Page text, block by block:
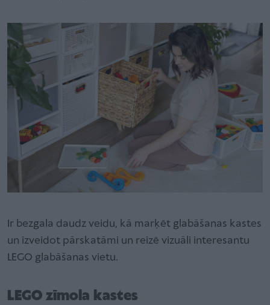
Ir bezgala daudz veidu, kā marķēt glabāšanas kastes
un izveidot pārskatāmi un reizē vizuāli interesantu
LEGO glabāšanas vietu.
LEGO zīmola kastes